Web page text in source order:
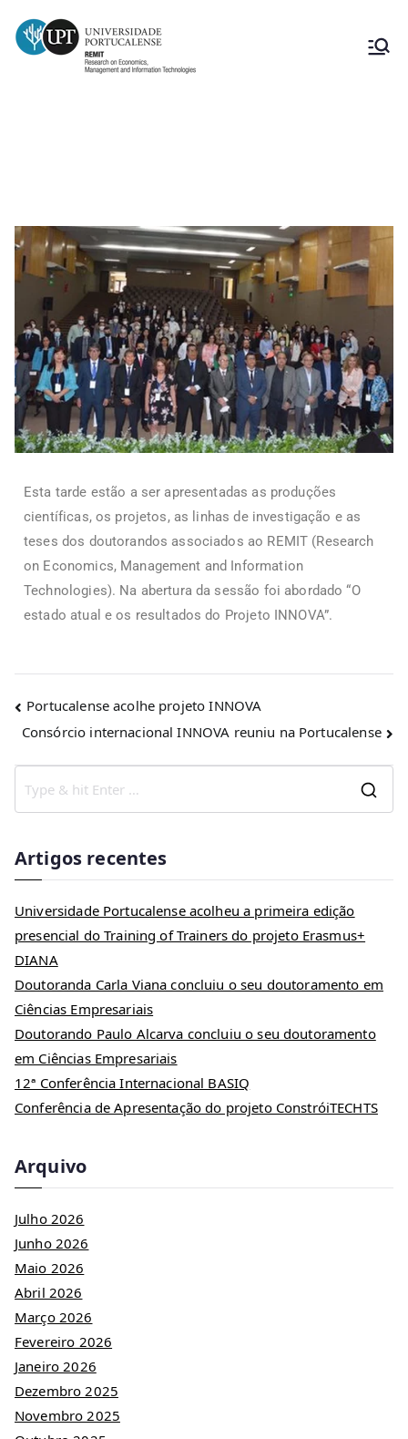
Esta tarde estão a ser apresentadas as produções
científicas, os projetos, as linhas de investigação e as
teses dos doutorandos associados ao REMIT (Research
on Economics, Management and Information
Technologies). Na abertura da sessão foi abordado “O
estado atual e os resultados do Projeto INNOVA”.
Portucalense acolhe projeto INNOVA
Consórcio internacional INNOVA reuniu na Portucalense
Artigos recentes
Universidade Portucalense acolheu a primeira edição
presencial do Training of Trainers do projeto Erasmus+
DIANA
Doutoranda Carla Viana concluiu o seu doutoramento em
Ciências Empresariais
Doutorando Paulo Alcarva concluiu o seu doutoramento
em Ciências Empresariais
12ª Conferência Internacional BASIQ
Conferência de Apresentação do projeto ConstróiTECHTS
Arquivo
Julho 2026
Junho 2026
Maio 2026
Abril 2026
Março 2026
Fevereiro 2026
Janeiro 2026
Dezembro 2025
Novembro 2025